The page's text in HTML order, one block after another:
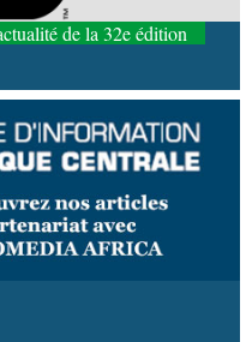
de la 32e édition